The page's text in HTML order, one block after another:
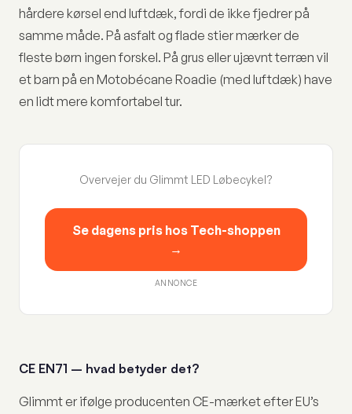
hårdere kørsel end luftdæk, fordi de ikke fjedrer på
samme måde. På asfalt og flade stier mærker de
fleste børn ingen forskel. På grus eller ujævnt terræn vil
et barn på en Motobécane Roadie (med luftdæk) have
en lidt mere komfortabel tur.
Overvejer du Glimmt LED Løbecykel?
Se dagens pris hos Tech-shoppen
→
ANNONCE
CE EN71 – hvad betyder det?
Glimmt er ifølge producenten CE-mærket efter EU’s